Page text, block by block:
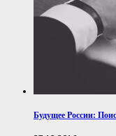
Будущее России: